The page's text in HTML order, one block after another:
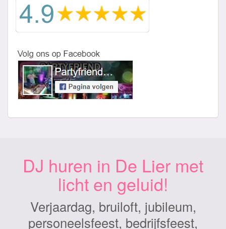
DJ huren in De Lier met
licht en geluid!
Verjaardag, bruiloft, jubileum,
personeelsfeest, bedrijfsfeest,